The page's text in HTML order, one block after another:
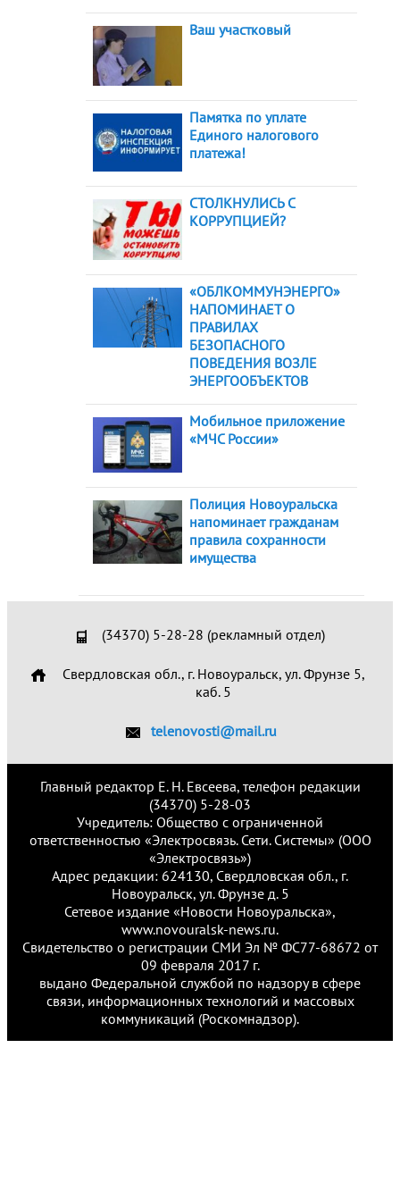
Ваш участковый
Памятка по уплате
Единого налогового
платежа!
СТОЛКНУЛИСЬ С
КОРРУПЦИЕЙ?
«ОБЛКОММУНЭНЕРГО»
НАПОМИНАЕТ О
ПРАВИЛАХ
БЕЗОПАСНОГО
ПОВЕДЕНИЯ ВОЗЛЕ
ЭНЕРГООБЪЕКТОВ
Мобильное приложение
«МЧС России»
Полиция Новоуральска
напоминает гражданам
правила сохранности
имущества
(34370) 5-28-28 (рекламный отдел)
Свердловская обл., г. Новоуральск, ул. Фрунзе 5,
каб. 5
telenovosti@mail.ru
Главный редактор Е. Н. Евсеева, телефон редакции
(34370) 5-28-03
Учредитель: Общество с ограниченной
ответственностью «Электросвязь. Сети. Системы» (ООО
«Электросвязь»)
Адрес редакции: 624130, Свердловская обл., г.
Новоуральск, ул. Фрунзе д. 5
Сетевое издание «Новости Новоуральска»,
www.novouralsk-news.ru.
Свидетельство о регистрации СМИ Эл № ФС77-68672 от
09 февраля 2017 г.
выдано Федеральной службой по надзору в сфере
связи, информационных технологий и массовых
коммуникаций (Роскомнадзор).